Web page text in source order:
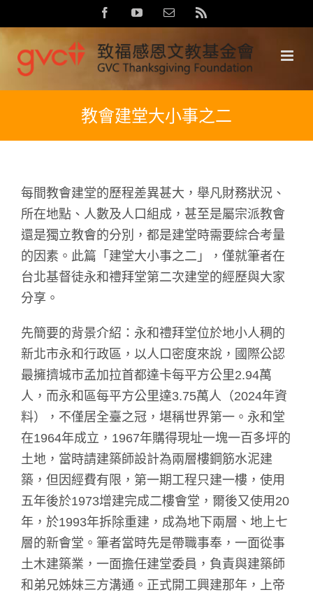
to
content
FacebookYouTubeEmail:
教會建堂大小事之二
每間教會建堂的歷程差異甚大，舉凡財務狀況、
所在地點、人數及人口組成，甚至是屬宗派教會
還是獨立教會的分別，都是建堂時需要綜合考量
的因素。此篇「建堂大小事之二」，僅就筆者在
台北基督徒永和禮拜堂第二次建堂的經歷與大家
分享。
先簡要的背景介紹：永和禮拜堂位於地小人稠的
新北市永和行政區，以人口密度來說，國際公認
最擁擠城市孟加拉首都達卡每平方公里2.94萬
人，而永和區每平方公里達3.75萬人（2024年資
料），不僅居全臺之冠，堪稱世界第一。永和堂
在1964年成立，1967年購得現址一塊一百多坪的
土地，當時請建築師設計為兩層樓鋼筋水泥建
築，但因經費有限，第一期工程只建一樓，使用
五年後於1973增建完成二樓會堂，爾後又使用20
年，於1993年拆除重建，成為地下兩層、地上七
層的新會堂。筆者當時先是帶職事奉，一面從事
土木建築業，一面擔任建堂委員，負責與建築師
和弟兄姊妹三方溝通。正式開工興建那年，上帝